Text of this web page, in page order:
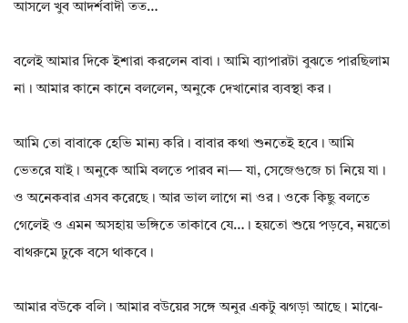
আসলে খুব আদর্শবাদী তত…
বলেই আমার দিকে ইশারা করলেন বাবা। আমি ব্যাপারটা বুঝতে পারছিলাম
না। আমার কানে কানে বললেন, অনুকে দেখানোর ব্যবস্থা কর।
আমি তো বাবাকে হেভি মান্য করি। বাবার কথা শুনতেই হবে। আমি
ভেতরে যাই। অনুকে আমি বলতে পারব না— যা, সেজেগুজে চা নিয়ে যা।
ও অনেকবার এসব করেছে। আর ভাল লাগে না ওর। ওকে কিছু বলতে
গেলেই ও এমন অসহায় ভঙ্গিতে তাকাবে যে…। হয়তো শুয়ে পড়বে, নয়তো
বাথরুমে ঢুকে বসে থাকবে।
আমার বউকে বলি। আমার বউয়ের সঙ্গে অনুর একটু ঝগড়া আছে। মাঝে-